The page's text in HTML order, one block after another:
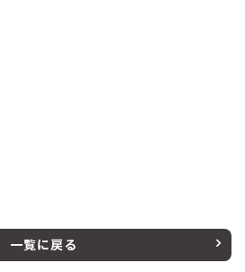
一覧に戻る